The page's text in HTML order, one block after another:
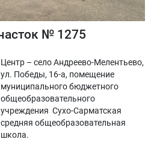
№ 1275
Центр – село Андреево-Мелентьево,
ул. Победы, 16-а, помещение
муниципального бюджетного
общеобразовательного
учреждения Сухо-Сарматская
средняя общеобразовательная
школа.